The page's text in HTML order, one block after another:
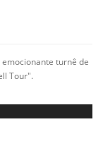
turnê de
Tour".